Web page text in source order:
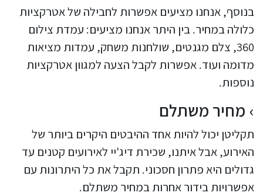
בנוסף, אנחנו מציעים אפשרות לחבילה של אטרקציות
כלולה במחיר. בין היתר אנחנו מציעים: עמדת צילום
360, צלם מגנטים, שולחנות משחק, עמדות מציאות
מדומה ועוד. אפשרות לקבל הצעה למגוון אטרקציות
נוספות.
מחיר משתלם
תקליטן יכול להיות אחד ההיבטים היקרים ביותר של
האירוע, אבל איתנו, שכירת דיג'יי לאירועים קטנים עד
גדולים היא פתרון חסכוני. תקבל את כל היתרונות עם
אפשרויות בידור אחרות במחיר משתלם.